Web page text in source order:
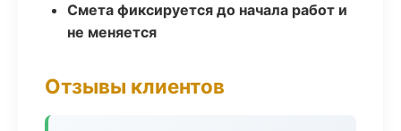
Смета фиксируется до начала работ и
не меняется
Отзывы клиентов